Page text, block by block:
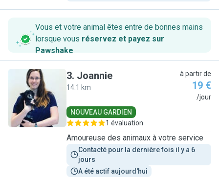
Vous et votre animal êtes entre de bonnes mains
lorsque vous réservez et payez sur
Pawshake.
J
3. Joannie
14.1 km
à partir de
19 €
/jour
NOUVEAU GARDIEN
1 évaluation
Amoureuse des animaux à votre service
Contacté pour la dernière fois il y a 6
jours
A été actif aujourd'hui